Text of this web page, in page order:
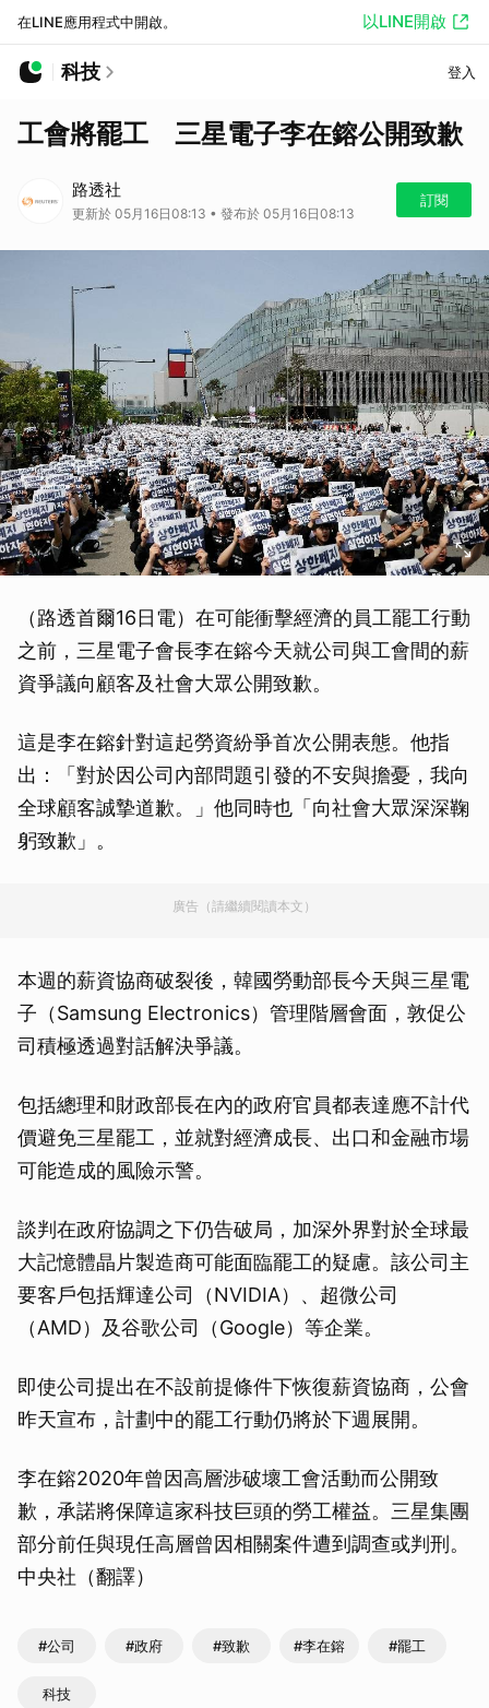
在LINE應用程式中開啟。 以LINE開啟
科技 登入
工會將罷工 三星電子李在鎔公開致歉
路透社
更新於 05月16日08:13 • 發布於 05月16日08:13
訂閱
（路透首爾16日電）在可能衝擊經濟的員工罷工行動
之前，三星電子會長李在鎔今天就公司與工會間的薪
資爭議向顧客及社會大眾公開致歉。
這是李在鎔針對這起勞資紛爭首次公開表態。他指
出：「對於因公司內部問題引發的不安與擔憂，我向
全球顧客誠摯道歉。」他同時也「向社會大眾深深鞠
躬致歉」。
廣告（請繼續閱讀本文）
本週的薪資協商破裂後，韓國勞動部長今天與三星電
子（Samsung Electronics）管理階層會面，敦促公
司積極透過對話解決爭議。
包括總理和財政部長在內的政府官員都表達應不計代
價避免三星罷工，並就對經濟成長、出口和金融市場
可能造成的風險示警。
談判在政府協調之下仍告破局，加深外界對於全球最
大記憶體晶片製造商可能面臨罷工的疑慮。該公司主
要客戶包括輝達公司（NVIDIA）、超微公司
（AMD）及谷歌公司（Google）等企業。
即使公司提出在不設前提條件下恢復薪資協商，公會
昨天宣布，計劃中的罷工行動仍將於下週展開。
李在鎔2020年曾因高層涉破壞工會活動而公開致
歉，承諾將保障這家科技巨頭的勞工權益。三星集團
部分前任與現任高層曾因相關案件遭到調查或判刑。
中央社（翻譯）
#公司 #政府 #致歉 #李在鎔 #罷工
科技